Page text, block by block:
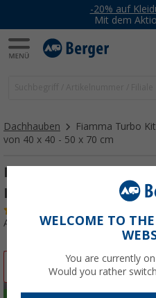
-20% auf
Mit dem
Dachhauben
Fiamma Turbo
von 40 x 40 - 50 x 70 cm
Fiamma Turbo Kit
Dachhauben von 40 x
Art.-Nr.: 141210WELCOME TO
You are currently
Would you rather